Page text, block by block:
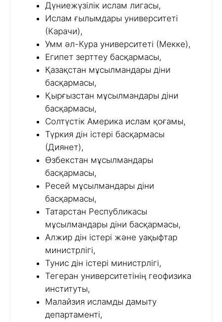
Дүниежүзілік ислам лигасы,
Ислам ғылымдары университеті
(Карачи),
Умм әл-Кура университеті (Мекке),
Египет зерттеу басқармасы,
Қазақстан мұсылмандары діни
басқармасы,
Қырғызстан мұсылмандары діни
басқармасы,
Солтүстік Америка ислам қоғамы,
Түркия дін істері басқармасы
(Диянет),
Өзбекстан мұсылмандары
басқармасы,
Ресей мұсылмандары діни
басқармасы,
Татарстан Республикасы
мұсылмандары діни басқармасы,
Алжир дін істері және уақыфтар
министрлігі,
Тунис дін істері министрлігі,
Тегеран университетінің геофизика
институты,
Малайзия исламды дамыту
департаменті,